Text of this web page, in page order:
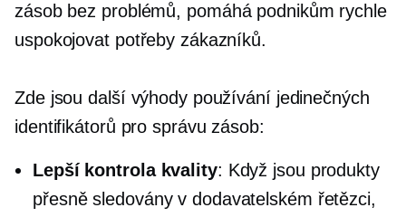
zásob bez problémů, pomáhá podnikům rychle
uspokojovat potřeby zákazníků.
Zde jsou další výhody používání jedinečných
identifikátorů pro správu zásob:
Lepší kontrola kvality: Když jsou produkty
přesně sledovány v dodavatelském řetězci,